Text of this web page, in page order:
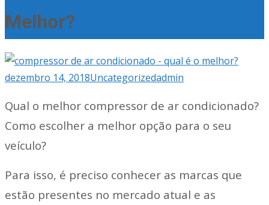
Melhor?
dezembro 14, 2018Uncategorizedadmin
Qual o melhor compressor de ar condicionado?
Como escolher a melhor opção para o seu
veículo?
Para isso, é preciso conhecer as marcas que
estão presentes no mercado atual e as